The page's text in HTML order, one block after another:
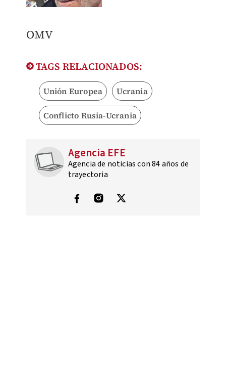
OMV
TAGS RELACIONADOS:
Unión Europea Ucrania
Conflicto Rusia-Ucrania
Agencia EFE
Agencia de noticias con 84 años de
trayectoria